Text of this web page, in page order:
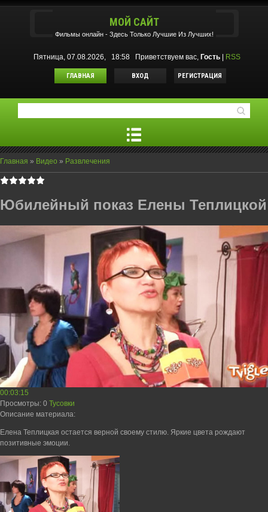
МОЙ САЙТ
Фильмы oнлайн - Здесь Только Лучшие Из Лучших!
Пятница, 07.08.2026, 18:58 Приветствуем вас, Гость RSS
ГЛАВНАЯ ВХОД РЕГИСТРАЦИЯ
Главная » Видео » Развлечения
Юбилейный показ Елены Теплицкой
00:03:15
Просмотры: 0 Тусовки
Описание материала:
Елена Теплицкая остается верной своему стилю. Яркие цвета рождают
позитивные эмоции.